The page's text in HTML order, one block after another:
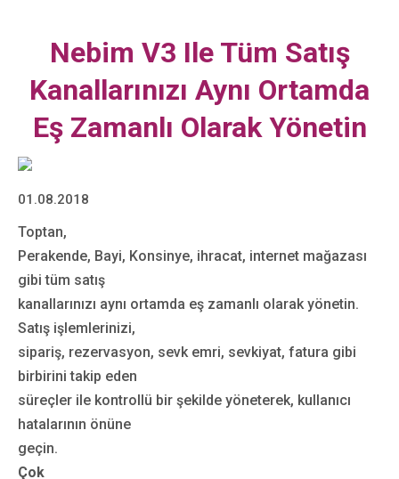
Nebim V3 Ile Tüm Satış
Kanallarınızı Aynı Ortamda
Eş Zamanlı Olarak Yönetin
01.08.2018
Toptan,
Perakende, Bayi, Konsinye, ihracat, internet mağazası
gibi tüm satış
kanallarınızı aynı ortamda eş zamanlı olarak yönetin.
Satış işlemlerinizi,
sipariş, rezervasyon, sevk emri, sevkiyat, fatura gibi
birbirini takip eden
süreçler ile kontrollü bir şekilde yöneterek, kullanıcı
hatalarının önüne
geçin.
Çok